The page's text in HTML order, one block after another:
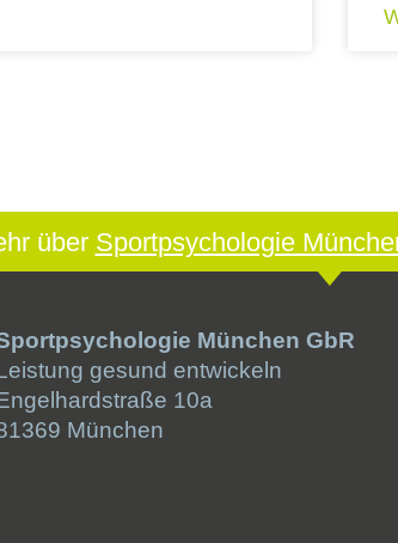
über Sportpsychologie
München GbR
gesund entwickeln
10a
München